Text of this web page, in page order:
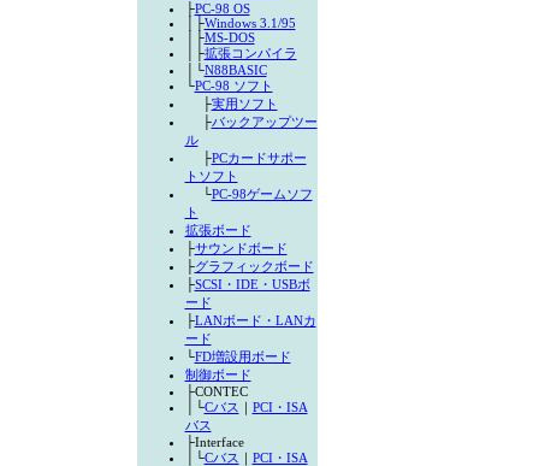
├PC-98 OS
│├Windows 3.1/95
│├MS-DOS
│├拡張コンパイラ
│└N88BASIC
└PC-98 ソフト
├実用ソフト
├バックアップツー
ル
├PCカードサポー
トソフト
└PC-98ゲームソフ
ト
拡張ボード
├サウンドボード
├グラフィックボード
├SCSI・IDE・USBボ
ード
├LANボード・LANカ
ード
└FD増設用ボード
制御ボード
├CONTEC
│└Cバス ｜ PCI・ISA
バス
├Interface
│└Cバス ｜ PCI・ISA